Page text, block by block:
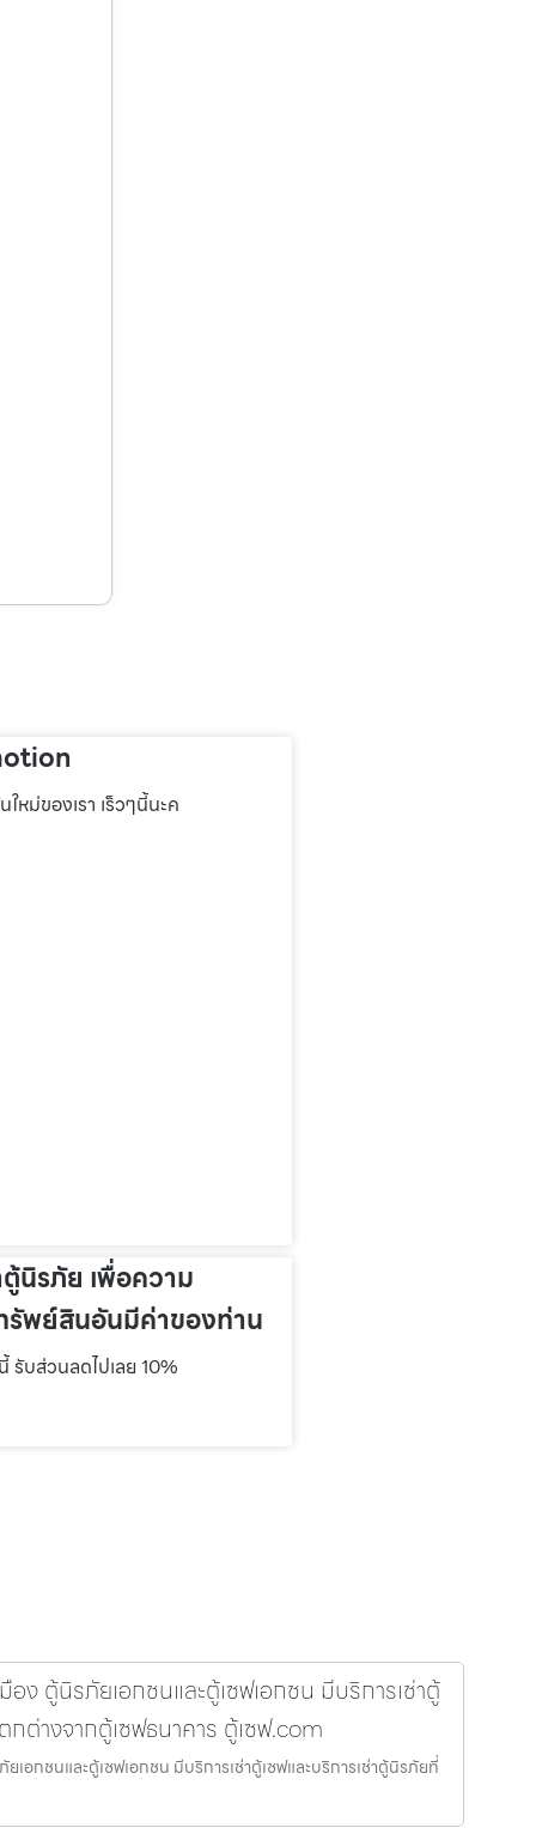
หม่ของเรา เร็วๆนี้นะค
ตู้นิรภัย เพื่อความ
พย์สินอันมีค่าของท่าน
รับส่วนลดไปเลย 10%
ง ตู้นิรภัยเอกชนและตู้เซฟเอกชน มีบริการเช่าตู้
กต่างจากตู้เซฟธนาคาร ตู้เซฟ.com
อกชนและตู้เซฟเอกชน มีบริการเช่าตู้เซฟและบริการเช่าตู้นิรภัยที่